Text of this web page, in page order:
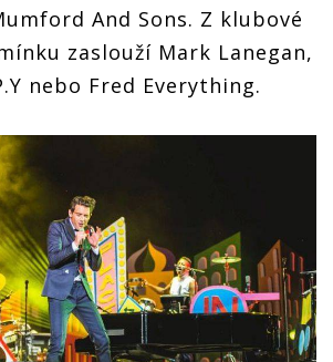
And Sons. Z klubové
zaslouží Mark Lanegan,
nebo Fred Everything.